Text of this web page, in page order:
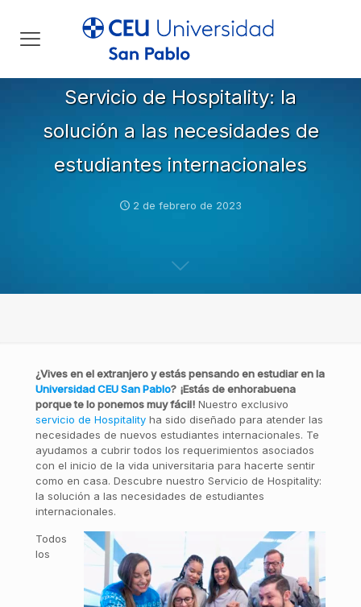
Servicio de Hospitality: la
solución a las necesidades de
estudiantes internacionales
2 de febrero de 2023
¿Vives en el extranjero y estás pensando en estudiar en la
Universidad CEU San Pablo? ¡Estás de enhorabuena
porque te lo ponemos muy fácil!Nuestro exclusivo
servicio de Hospitalityha sido diseñado para atender las
necesidades de nuevos estudiantes internacionales. Te
ayudamos a cubrir todos los requerimientos asociados
con el inicio de la vida universitaria para hacerte sentir
como en casa. Descubre nuestro Servicio de Hospitality:
la solución a las necesidades de estudiantes
internacionales.
Todos
los